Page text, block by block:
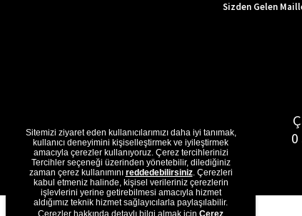
Sizden Gelen
0
Sitemizi ziyaret eden kullanıcılarımızı daha iyi tanımak,
kullanıcı deneyimini kişiselleştirmek ve iyileştirmek
amacıyla çerezler kullanıyoruz. Çerez tercihlerinizi
Tercihler seçeneği üzerinden yönetebilir, dilediğiniz
zaman çerez kullanımını reddedebilirsiniz. Çerezleri
kabul etmeniz halinde, kişisel verileriniz çerezlerin
işlevlerini yerine getirebilmesi amacıyla hizmet
aldığımız teknik hizmet sağlayıcılarla paylaşılabilir.
Çerezler hakkında detaylı bilgi almak için Çerez